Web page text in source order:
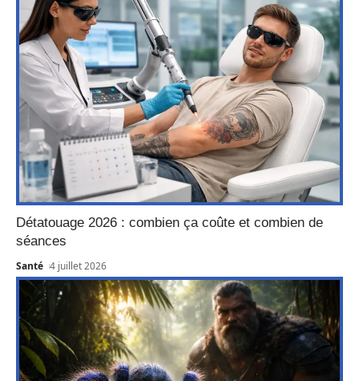
Détatouage 2026 : combien ça coûte et combien de
séances
Santé 4 juillet 2026